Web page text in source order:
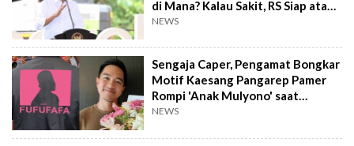
di Mana? Kalau Sakit, RS Siap atau
Tidak?
NEWS
Sengaja Caper, Pengamat Bongkar
Motif Kaesang Pangarep Pamer
Rompi 'Anak Mulyono' saat
Blusukan
NEWS